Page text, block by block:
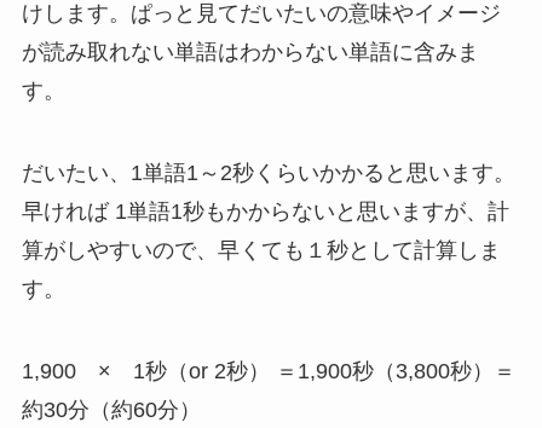
けします。ぱっと見てだいたいの意味やイメージ
が読み取れない単語はわからない単語に含みま
す。
だいたい、1単語1～2秒くらいかかると思います。
早ければ 1単語1秒もかからないと思いますが、計
算がしやすいので、早くても１秒として計算しま
す。
1,900 × 1秒（or 2秒） ＝1,900秒（3,800秒）＝
約30分（約60分）